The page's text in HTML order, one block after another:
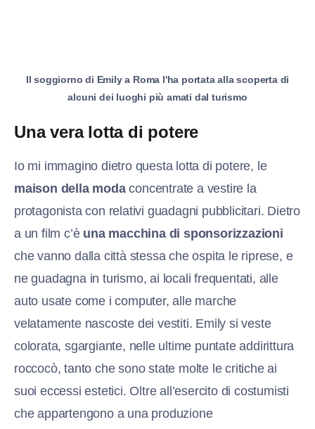
Il soggiorno di Emily a Roma l'ha portata alla scoperta di
alcuni dei luoghi più amati dal turismo
Una vera lotta di potere
Io mi immagino dietro questa lotta di potere, le
maison della modaconcentrate a vestire la
protagonista con relativi guadagni pubblicitari. Dietro
a un film c’è una macchina di sponsorizzazioni
che vanno dalla città stessa che ospita le riprese, e
ne guadagna in turismo, ai locali frequentati, alle
auto usate come i computer, alle marche
velatamente nascoste dei vestiti. Emily si veste
colorata, sgargiante, nelle ultime puntate addirittura
roccocò, tanto che sono state molte le critiche ai
suoi eccessi estetici. Oltre all’esercito di costumisti
che appartengono a una produzione